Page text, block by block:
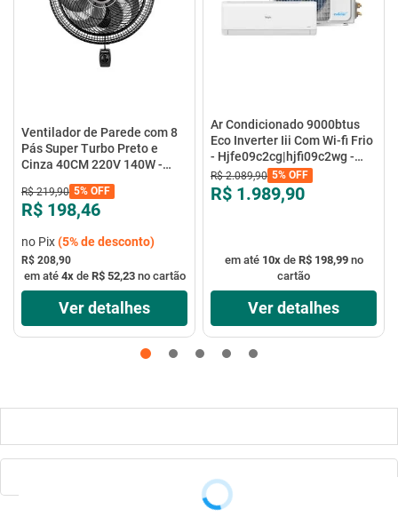
Ventilador de Parede com 8
Pás Super Turbo Preto e
Cinza 40CM 220V 140W -
R$ 219,90 5% OFF
R$ 198,46
no Pix(5%de desconto)
R$ 208,90
em até 4xde R$ 52,23no cartão
Ver detalhes
Ar Condicionado 9000btus
Eco Inverter Iii Com Wi-fi Frio
- Hjfe09c2cg|hjfi09c2wg -
Elgin
R$ 2.089,90 5% OFF
R$ 1.989,90
em até 10xde R$ 198,99no
cartão
Ver detalhes